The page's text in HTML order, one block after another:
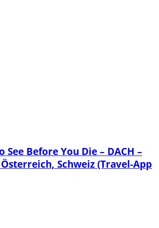
See Before You Die – DACH –
Schweiz (Travel-App